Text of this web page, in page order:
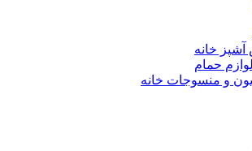
خانه
حمام
و منسوجات خانه